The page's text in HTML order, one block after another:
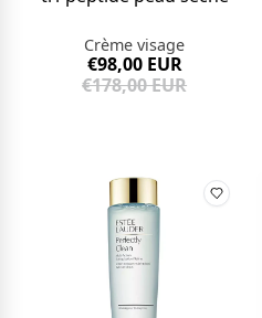
Crème visage
€98,00 EUR
€178,00 EUR